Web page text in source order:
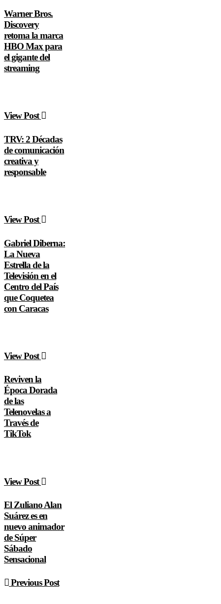
Warner Bros.
Discovery
retoma la marca
HBO Max para
el gigante del
streaming
View Post
TRV: 2 Décadas
de comunicación
creativa y
responsable
View Post
Gabriel Diberna:
La Nueva
Estrella de la
Televisión en el
Centro del País
que Coquetea
con Caracas
View Post
Reviven la
Época Dorada
de las
Telenovelas a
Través de
TikTok
View Post
El Zuliano Alan
Suárez es en
nuevo animador
de Súper
Sábado
Sensacional
Previous Post